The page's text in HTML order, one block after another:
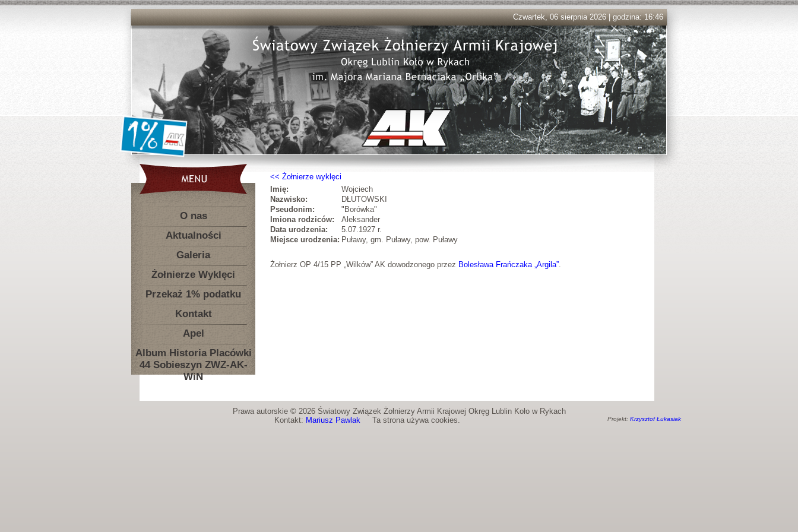
Czwartek, 06 sierpnia 2026 | godzina: 16:46
O nas
Aktualności
Galeria
Żołnierze Wyklęci
Przekaż 1% podatku
Kontakt
Apel
Album Historia Placówki
44 Sobieszyn ZWZ-AK-
WiN
Żołnierze wyklęci
Imię:
Wojciech
Nazwisko:
DŁUTOWSKI
Pseudonim:
"Borówka"
Imiona rodziców:
Aleksander
Data urodzenia:
5.07.1927 r.
Miejsce urodzenia: Puławy, gm. Puławy, pow. Puławy
Żołnierz OP 4/15 PP „Wilków” AK dowodzonego przez Bolesława Frańczaka „Argila”.
Prawa autorskie © 2026 Światowy Związek Żołnierzy Armii Krajowej Okręg Lublin Koło w Rykach
Kontakt: Mariusz PawlakTa strona używa cookies. Projekt: Krzysztof Łukasiak